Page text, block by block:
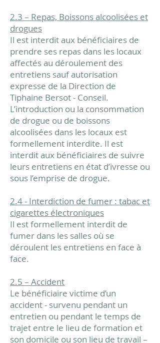
2.3 – Repas, Boissons alcoolisées et
drogues
Il est interdit aux bénéficiaires de
prendre ses repas dans les locaux
affectés au déroulement des
entretiens sauf autorisation
expresse de la Direction de
Tiphaine Bersot - Conseil.
L’introduction ou la consommation
de drogue ou de boissons
alcoolisées dans les locaux est
formellement interdite. Il est
interdit aux bénéficiaires de suivre
leurs entretiens en état d’ivresse ou
sous l’emprise de drogue.
2.4 - Interdiction de fumer : tabac et
cigarettes électroniques
Il est formellement interdit de
fumer dans les salles où se
déroulent les entretiens en face à
face.
2.5 – Accident
Le bénéficiaire victime d’un
accident - survenu pendant un
entretien ou pendant le temps de
trajet entre le lieu de formation et
son domicile ou son lieu de travail –